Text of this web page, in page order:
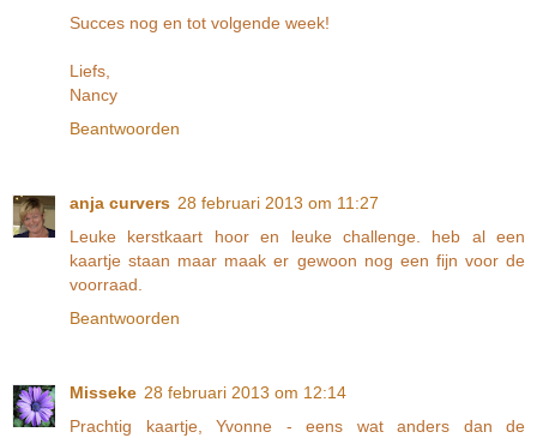
Succes nog en tot volgende week!
Liefs,
Nancy
Beantwoorden
anja curvers 28 februari 2013 om 11:27
Leuke kerstkaart hoor en leuke challenge. heb al een
kaartje staan maar maak er gewoon nog een fijn voor de
voorraad.
Beantwoorden
Misseke 28 februari 2013 om 12:14
Prachtig kaartje, Yvonne - eens wat anders dan de